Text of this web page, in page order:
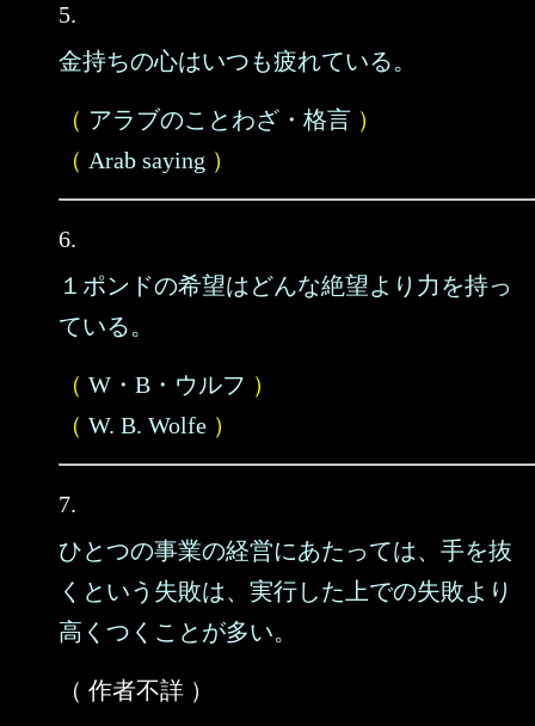
5.
金持ちの心はいつも疲れている。
（ アラブのことわざ・格言 ）
（ Arab saying ）
6.
１ポンドの希望はどんな絶望より力を持っ
ている。
（ W・B・ウルフ ）
（ W. B. Wolfe ）
7.
ひとつの事業の経営にあたっては、手を抜
くという失敗は、実行した上での失敗より
高くつくことが多い。
（ 作者不詳 ）